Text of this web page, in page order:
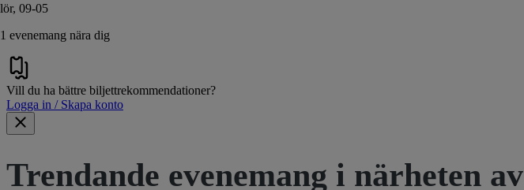
lör, 09-05
1 evenemang nära dig
Vill du ha bättre biljettrekommendationer?
Logga in / Skapa konto
Trendande evenemang i närheten av